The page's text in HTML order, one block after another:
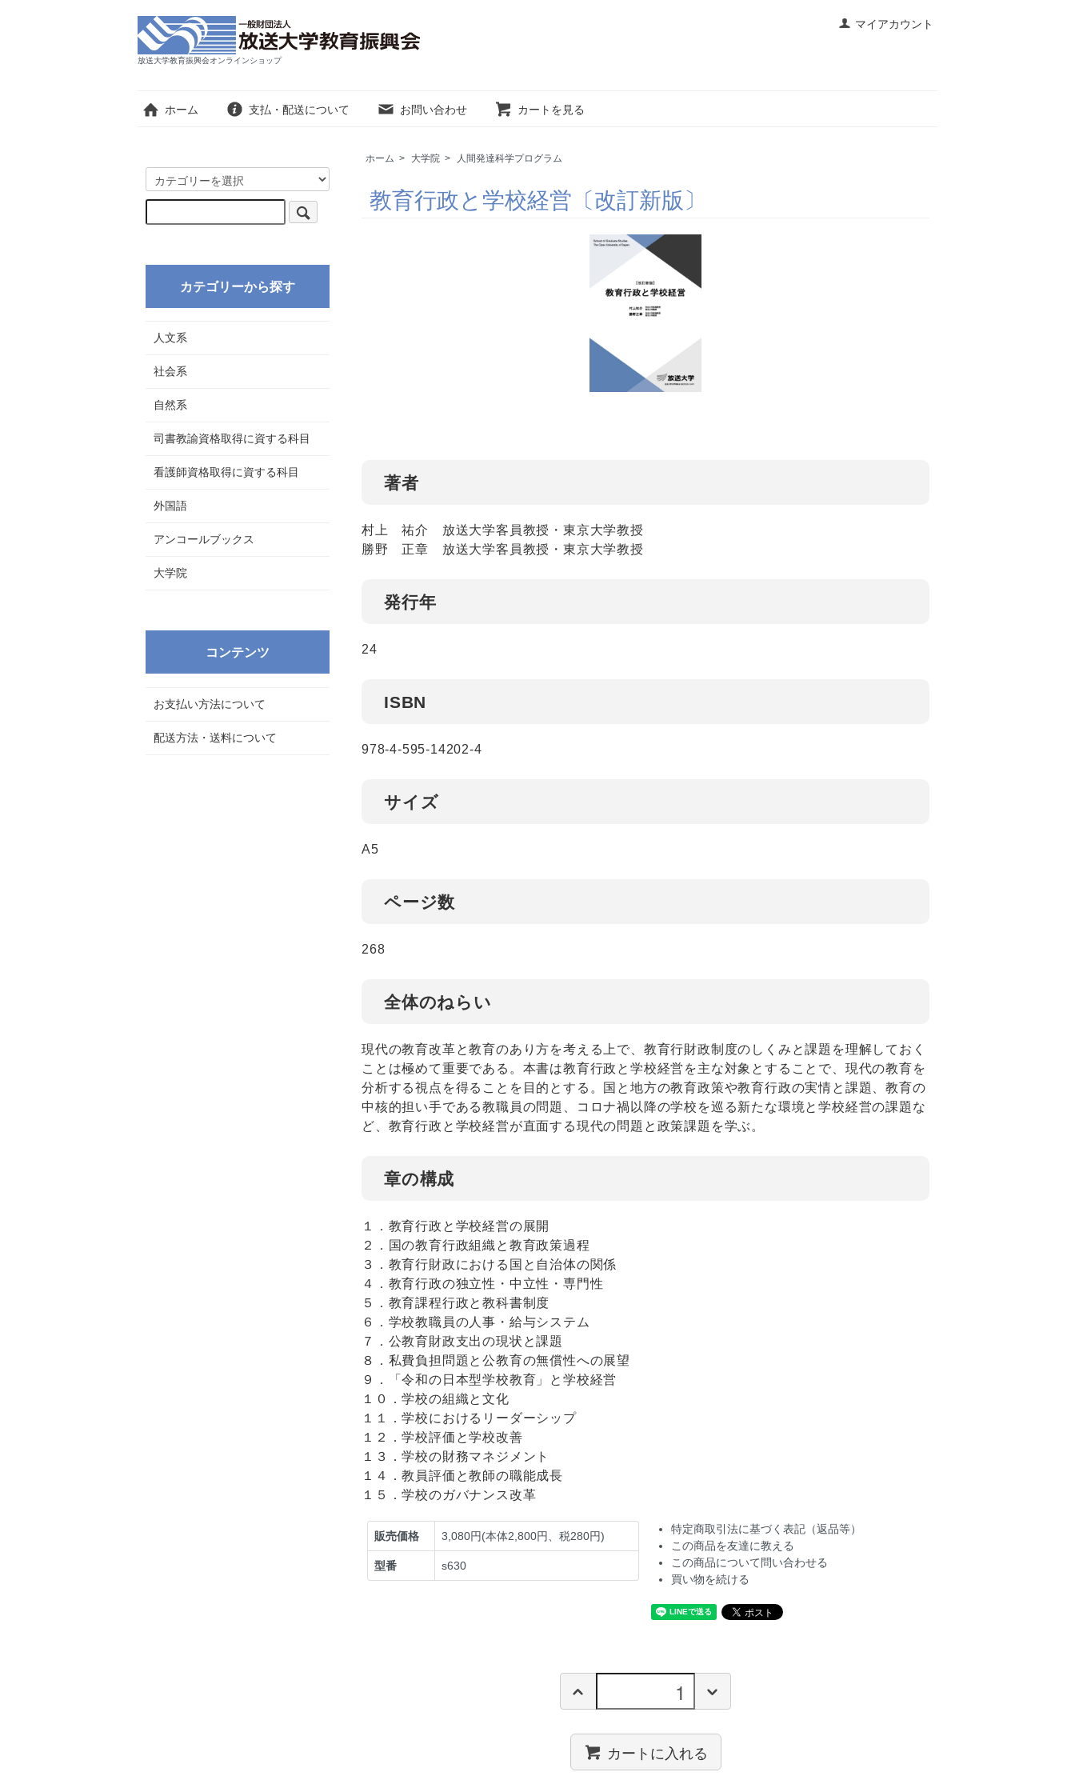
マイアカウント
放送大学教育振興会オンラインショップ
ホーム 支払・配送について お問い合わせ カートを見る
ホーム > 大学院 > 人間発達科学プログラム
教育行政と学校経営〔改訂新版〕
著者
村上 祐介 放送大学客員教授・東京大学教授
勝野 正章 放送大学客員教授・東京大学教授
発行年
24
ISBN
978-4-595-14202-4
サイズ
A5
ページ数
268
全体のねらい
現代の教育改革と教育のあり方を考える上で、教育行財政制度のしくみと課題を理解しておく
ことは極めて重要である。本書は教育行政と学校経営を主な対象とすることで、現代の教育を
分析する視点を得ることを目的とする。国と地方の教育政策や教育行政の実情と課題、教育の
中核的担い手である教職員の問題、コロナ禍以降の学校を巡る新たな環境と学校経営の課題な
ど、教育行政と学校経営が直面する現代の問題と政策課題を学ぶ。
章の構成
１．教育行政と学校経営の展開
２．国の教育行政組織と教育政策過程
３．教育行財政における国と自治体の関係
４．教育行政の独立性・中立性・専門性
５．教育課程行政と教科書制度
６．学校教職員の人事・給与システム
７．公教育財政支出の現状と課題
８．私費負担問題と公教育の無償性への展望
９．「令和の日本型学校教育」と学校経営
１０．学校の組織と文化
１１．学校におけるリーダーシップ
１２．学校評価と学校改善
１３．学校の財務マネジメント
１４．教員評価と教師の職能成長
１５．学校のガバナンス改革
販売価格 3,080円(本体2,800円、税280円)
型番 s630
特定商取引法に基づく表記（返品等）
この商品を友達に教える
この商品について問い合わせる
買い物を続ける
カートに入れる
カテゴリーから探す
人文系
社会系
自然系
司書教諭資格取得に資する科目
看護師資格取得に資する科目
外国語
アンコールブックス
大学院
コンテンツ
お支払い方法について
配送方法・送料について